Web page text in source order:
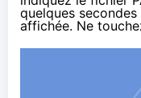
quelques
affichée. Ne